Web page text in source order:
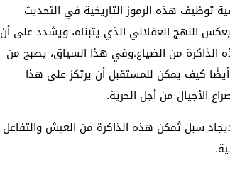
توظيف هذه الرموز التاريخية في التحديث
النهج العقلاني الذي يتبناه، ويشدد على أن
الذاكرة من الضياع.وفي هذا السياق، يصبح من
كيف يمكن للمستقبل أن يرتكز على هذا
الأجيال من أجل الحرية.
سبل تُمكن هذه الذاكرة من العيش والتفاعل